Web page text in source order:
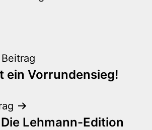
ein Vorrundensieg!
Lehmann-Edition